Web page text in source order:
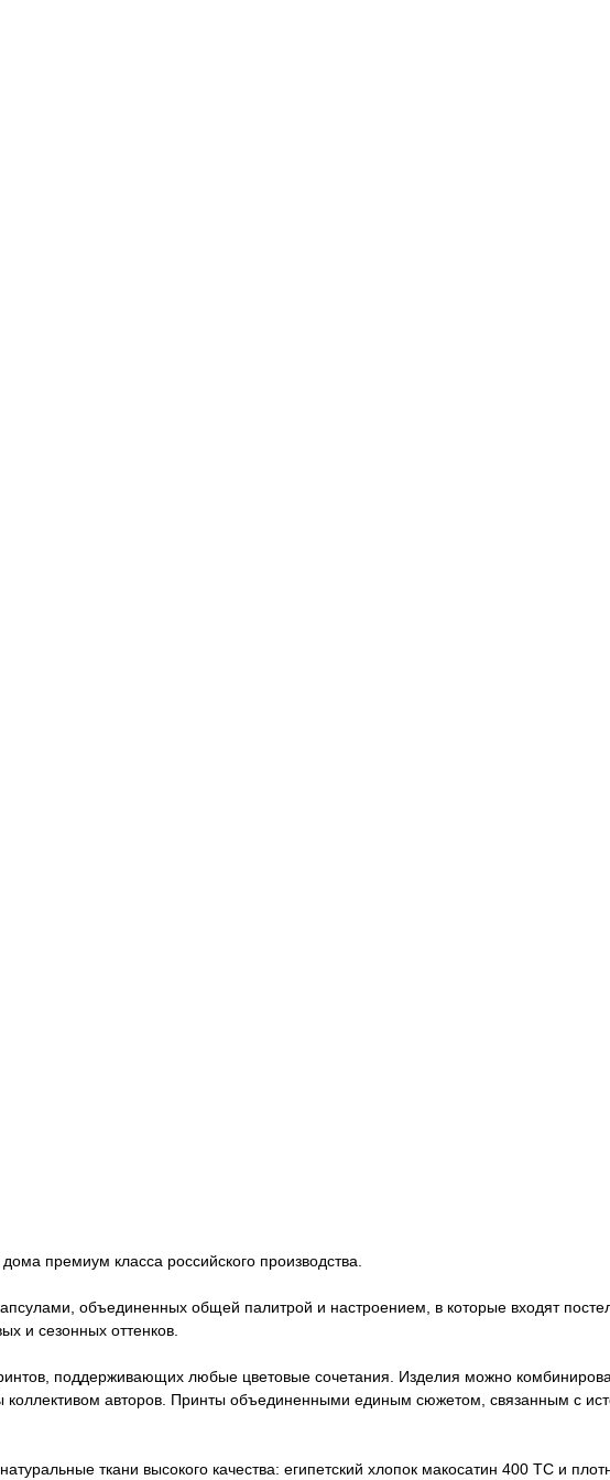
премиум класса российского производства.
объединенных общей палитрой и настроением, в которые входят
и сезонных оттенков.
поддерживающих любые цветовые сочетания. Изделия можно
коллективом авторов. Принты объединенными единым сюжетом, связанным с
ткани высокого качества: египетский хлопок макосатин 400 ТС и